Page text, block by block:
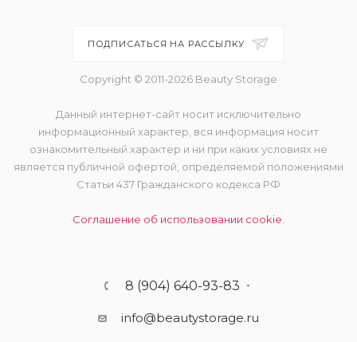
ПОДПИСАТЬСЯ НА РАССЫЛКУ
Copyright © 2011-2026 Beauty Storage
Данный интернет-сайт носит исключительно
информационный характер, вся информация носит
ознакомительный характер и ни при каких условиях не
является публичной офертой, определяемой положениями
Статьи 437 Гражданского кодекса РФ
Соглашение об использовании cookie.
8 (904) 640-93-83
info@beautystorage.ru